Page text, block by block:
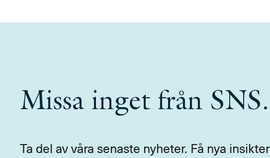
Missa inget från
Ta del av våra senaste nyheter. Få nya